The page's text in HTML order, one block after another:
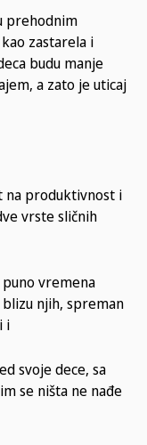
prehodnim
zastarela i
budu manje
a zato je uticaj
na produktivnost i
vrste sličnih
vremena
njih, spreman
i
svoje dece, sa
se ništa ne nađe